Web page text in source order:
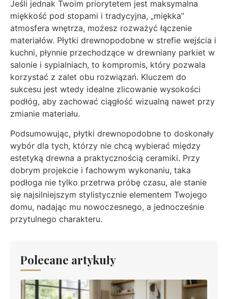
Jeśli jednak Twoim priorytetem jest maksymalna
miękkość pod stopami i tradycyjna, „miękka”
atmosfera wnętrza, możesz rozważyć łączenie
materiałów. Płytki drewnopodobne w strefie wejścia i
kuchni, płynnie przechodzące w drewniany parkiet w
salonie i sypialniach, to kompromis, który pozwala
korzystać z zalet obu rozwiązań. Kluczem do
sukcesu jest wtedy idealne zlicowanie wysokości
podłóg, aby zachować ciągłość wizualną nawet przy
zmianie materiału.
Podsumowując, płytki drewnopodobne to doskonały
wybór dla tych, którzy nie chcą wybierać między
estetyką drewna a praktycznością ceramiki. Przy
dobrym projekcie i fachowym wykonaniu, taka
podłoga nie tylko przetrwa próbę czasu, ale stanie
się najsilniejszym stylistycznie elementem Twojego
domu, nadając mu nowoczesnego, a jednocześnie
przytulnego charakteru.
Polecane artykuły